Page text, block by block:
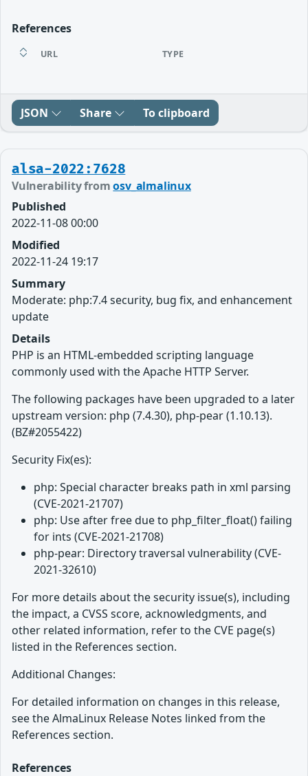
References
URL TYPE
JSON Share To clipboard
alsa-2022:7628
Vulnerability fromosv_almalinux
Published
2022-11-08 00:00
Modified
2022-11-24 19:17
Summary
Moderate: php:7.4 security, bug fix, and enhancement
update
Details
PHP is an HTML-embedded scripting language
commonly used with the Apache HTTP Server.
The following packages have been upgraded to a later
upstream version: php (7.4.30), php-pear (1.10.13).
(BZ#2055422)
Security Fix(es):
php: Special character breaks path in xml parsing
(CVE-2021-21707)
php: Use after free due to php_filter_float() failing
for ints (CVE-2021-21708)
php-pear: Directory traversal vulnerability (CVE-
2021-32610)
For more details about the security issue(s), including
the impact, a CVSS score, acknowledgments, and
other related information, refer to the CVE page(s)
listed in the References section.
Additional Changes:
For detailed information on changes in this release,
see the AlmaLinux Release Notes linked from the
References section.
References